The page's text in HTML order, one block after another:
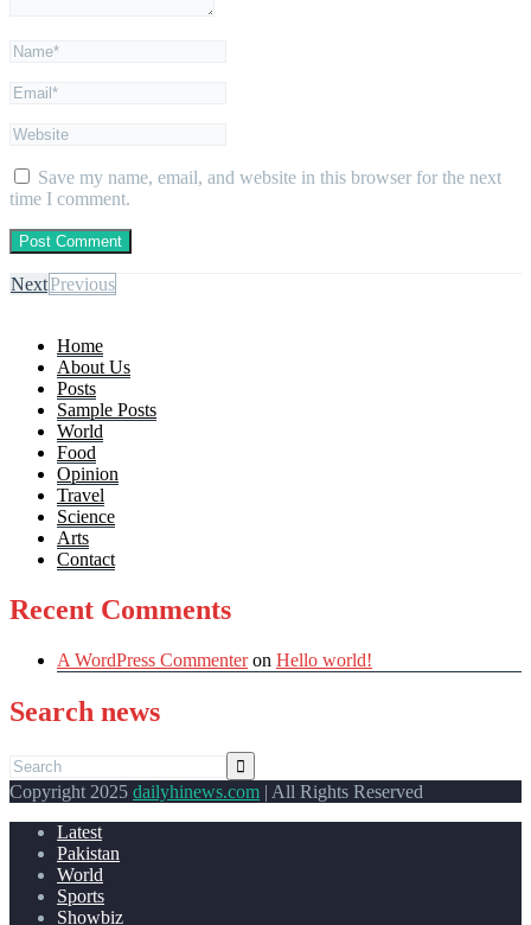
Save my name, email, and website in this browser for the next
time I comment.
NextPrevious
Home
About Us
Posts
Sample Posts
World
Food
Opinion
Travel
Science
Arts
Contact
Recent Comments
A WordPress Commenteron Hello world!
Search news
Copyright 2025 dailyhinews.com | All Rights Reserved
Latest
Pakistan
World
Sports
Showbiz